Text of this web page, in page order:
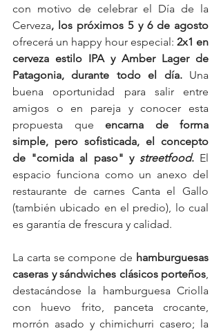
con motivo de celebrar el Día de la
Cerveza
ofrecerá un happy hour especial: 2x1 en
cerveza estilo IPA y Amber Lager de
Patagonia, durante todo el día. Una
buena oportunidad para salir entre
amigos o en pareja y conocer esta
propuesta que encarna de forma
simple, pero sofisticada, el concepto
de "comida al paso" y streetfood. El
espacio funciona como un anexo del
restaurante de carnes Canta el Gallo
(también ubicado en el predio), lo cual
es garantía de frescura y calidad.
La carta se compone de hamburguesas
caseras y sándwiches clásicos porteños,
destacándose la hamburguesa Criolla
con huevo frito, panceta crocante,
morrón asado y chimichurri casero; la